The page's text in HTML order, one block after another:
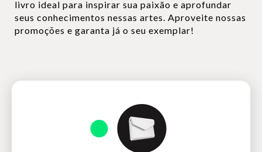
livro ideal para inspirar sua paixão e aprofundar
seus conhecimentos nessas artes. Aproveite nossas
promoções e garanta já o seu exemplar!